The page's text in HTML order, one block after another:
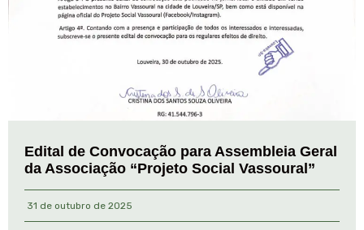
Edital de Convocação para Assembleia Geral
da Associação “Projeto Social Vassoural”
31 de outubro de 2025